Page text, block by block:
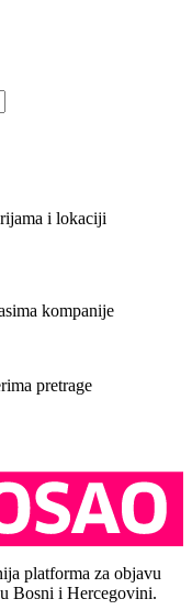
i lokaciji
kompanije
pretrage
platforma za objavu
Bosni i Hercegovini.